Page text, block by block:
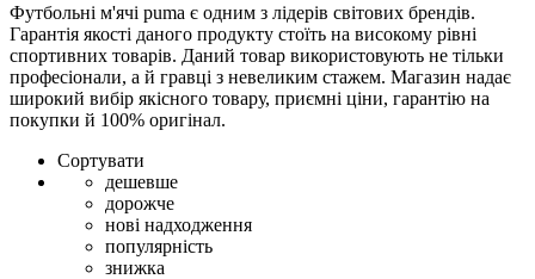
Футбольні м'ячі puma є одним з лідерів світових брендів.
Гарантія якості даного продукту стоїть на високому рівні
спортивних товарів. Даний товар використовують не тільки
професіонали, а й гравці з невеликим стажем. Магазин надає
широкий вибір якісного товару, приємні ціни, гарантію на
покупки й 100% оригінал.
Сортувати
дешевше
дорожче
нові надходження
популярність
знижка